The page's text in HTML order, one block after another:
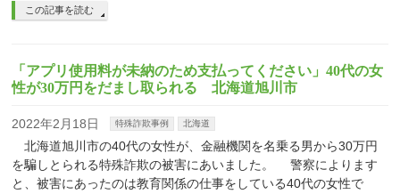
この記事を読む
「アプリ使用料が未納のため支払ってください」40代の女
性が30万円をだまし取られる 北海道旭川市
2022年2月18日 特殊詐欺事例 北海道
北海道旭川市の40代の女性が、金融機関を名乗る男から30万円
を騙しとられる特殊詐欺の被害にあいました。 警察によります
と、被害にあったのは教育関係の仕事をしている40代の女性で